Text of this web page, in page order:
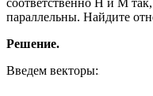
соответственно Н и M
параллельны. Найдите
Решение.
Введем векторы: